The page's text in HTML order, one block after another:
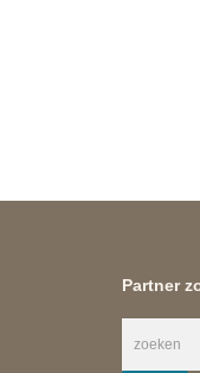
Partner